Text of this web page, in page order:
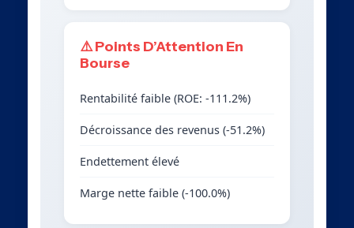
⚠️ Points D’Attention En
Bourse
Rentabilité faible (ROE: -111.2%)
Décroissance des revenus (-51.2%)
Endettement élevé
Marge nette faible (-100.0%)